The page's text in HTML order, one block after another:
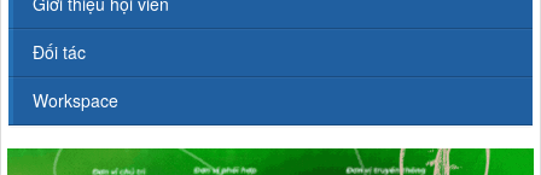
Đối tác
Workspace